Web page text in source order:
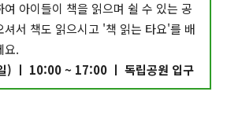
아이들이 책을 읽으며 쉴 수 있는 공
셔서 책도 읽으시고 '책 읽는 타요'를 배
요.
ㅣ 10:00 ~ 17:00 ㅣ 독립공원 입구